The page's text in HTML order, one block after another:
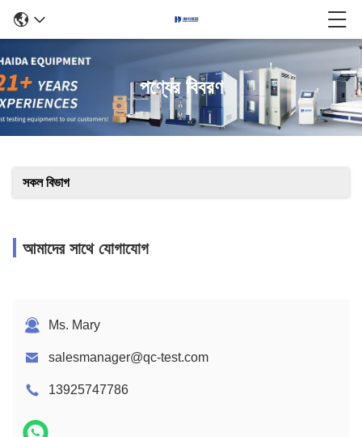
পণ্যের বিবরণ
সকল বিভাগ
আমাদের সাথে যোগাযোগ
Ms. Mary
salesmanager@qc-test.com
13925747786